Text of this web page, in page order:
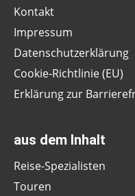
Kontakt
Impressum
Datenschutzerklärung
Cookie-Richtlinie (EU)
Erklärung zur
aus dem Inhalt
Reise-Spezialisten
Touren